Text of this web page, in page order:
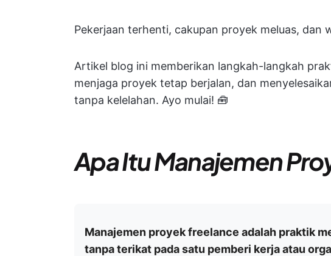
Pekerjaan terhenti, cakupan proyek meluas, dan
Artikel blog ini memberikan langkah-langkah
menjaga proyek tetap berjalan, dan
tanpa kelelahan. Ayo mulai! 🧰
Apa Itu Manajemen
Manajemen proyek freelance adalah praktik
tanpa terikat pada satu pemberi kerja atau